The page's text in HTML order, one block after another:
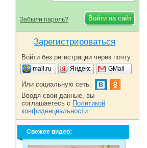
Забыли пароль?
Зарегистрироваться
Войти без регистрации через почту:
mail.ru Яндекс GMail
Или социальную сеть:
Вводя свои данные, вы
соглашаетесь с Политикой
конфиденциальности
Свежее видео: